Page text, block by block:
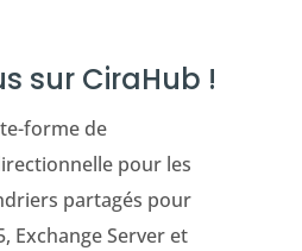
sur CiraHub !
forme de
pour les
partagés pour
Exchange Server et